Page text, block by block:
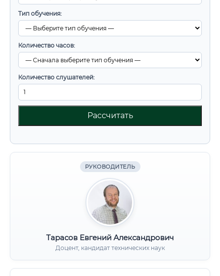
Тип обучения:
Количество часов:
Количество слушателей:
Рассчитать
РУКОВОДИТЕЛЬ
Тарасов Евгений Александрович
Доцент, кандидат технических наук